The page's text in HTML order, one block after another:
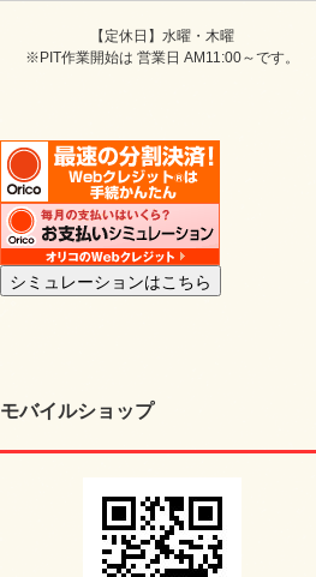
【定休日】水曜・木曜
※PIT作業開始は 営業日 AM11:00～です。
モバイルショップ